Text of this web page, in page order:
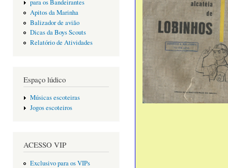
para os Bandeirantes
Apitos da Marinha
Balizador de avião
Dicas da Boys Scouts
Relatório de Atividades
Espaço lúdico
Músicas escoteiras
Jogos escoteiros
ACESSO VIP
Exclusivo para os VIPs